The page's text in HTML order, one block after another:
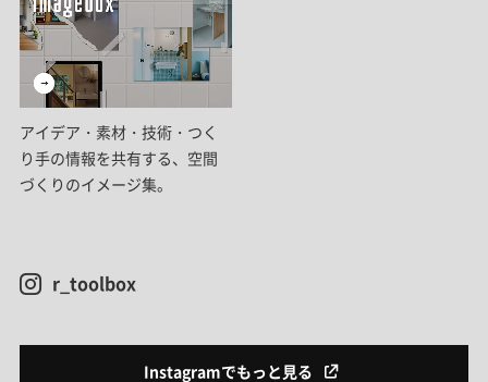
アイデア・素材・技術・つく
り手の情報を共有する、空間
づくりのイメージ集。
r_toolbox
Instagramでもっと見る